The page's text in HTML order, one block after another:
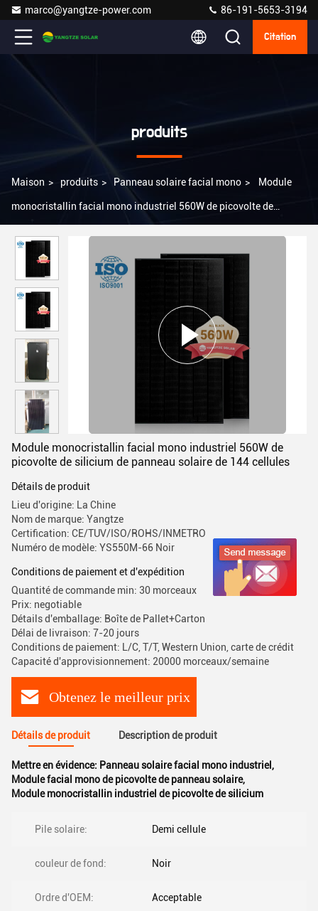
marco@yangtze-power.com 86-191-5653-3194
Citation
produits
Maison > produits > Panneau solaire facial mono > Module
monocristallin facial mono industriel 560W de picovolte de
Module monocristallin facial mono industriel 560W de
picovolte de silicium de panneau solaire de 144 cellules
Détails de produit
Lieu d'origine: La Chine
Nom de marque: Yangtze
Certification: CE/TUV/ISO/ROHS/INMETRO
Numéro de modèle: YS550M-66 Noir
Conditions de paiement et d'expédition
Quantité de commande min: 30 morceaux
Prix: negotiable
Détails d'emballage: Boîte de Pallet+Carton
Délai de livraison: 7-20 jours
Conditions de paiement: L/C, T/T, Western Union, carte de crédit
Capacité d'approvisionnement: 20000 morceaux/semaine
Obtenez le meilleur prix
Détails de produit Description de produit
Mettre en évidence: Panneau solaire facial mono industriel,
Module facial mono de picovolte de panneau solaire,
Module monocristallin industriel de picovolte de silicium
Pile solaire: Demi cellule
couleur de fond: Noir
Ordre d'OEM: Acceptable